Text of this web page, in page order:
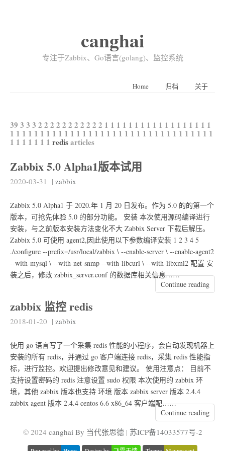
canghai
专注于Zabbix、Go语言(golang)、监控系统
Home 归档 关于
39 3 3 3 2 2 2 2 2 2 2 2 2 2 2 1 1 1 1 1 1 1 1 1 1 1 1 1 1 1 1 1 1
1 1 1 1 1 1 1 1 1 1 1 1 1 1 1 1 1 1 1 1 1 1 1 1 1 1 1 1 1 1 1 1 1 1
1 1 1 1 1 1 1 redisarticles
Zabbix 5.0 Alpha1版本试用
2020-03-31 | zabbix
Zabbix 5.0 Alpha1 于 2020.年 1 月 20 日发布。作为 5.0 的的第一个
版本，可抢先体验 5.0 的部分功能。 安装 本次使用源码编译进行
安装，与之前版本安装方法变化不大 Zabbix Server 下载后解压。
Zabbix 5.0 可使用 agent2,因此使用以下参数编译安装 1 2 3 4 5
./configure --prefix=/usr/local/zabbix \ --enable-server \ --enable-agent2
--with-mysql \ --with-net-snmp --with-libcurl \ --with-libxml2 配置 安
装之后，修改 zabbix_server.conf 的数据库相关信息……
Continue reading
zabbix 监控 redis
2018-01-20 | zabbix
使用 go 语言写了一个采集 redis 性能的小程序，会自动发现机器上
安装的所有 redis，并通过 go 客户端连接 redis，采集 redis 性能指
标，进行监控。欢迎提出修改意见和建议。 使用注意点： 目前不
支持设置密码的 redis 注意设置 sudo 权限 本次使用的 zabbix 环
境，其他 zabbix 版本也支持 环境 版本 zabbix server 版本 2.4.4
zabbix agent 版本 2.4.4 centos 6.6 x86_64 客户端配……
Continue reading
© 2024 canghai By 当代张思德| 苏ICP备14033577号-2